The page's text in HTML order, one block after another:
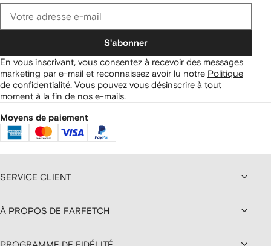
S'abonner
En vous inscrivant, vous consentez à recevoir des messages
marketing par e-mail et reconnaissez avoir lu notre Politique
de confidentialité. Vous pouvez vous désinscrire à tout
moment à la fin de nos e-mails.
Moyens de paiement
SERVICE CLIENT
À PROPOS DE FARFETCH
PROGRAMME DE FIDÉLITÉ